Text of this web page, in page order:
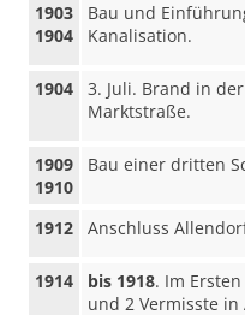
1903
1904
Bau und
Kanalisation.
1904
3. Juli. Brand in
Marktstraße.
1909
1910
Bau einer dritten
1912 Anschluss
1914 bis 1918. Im
und 2 Vermisste